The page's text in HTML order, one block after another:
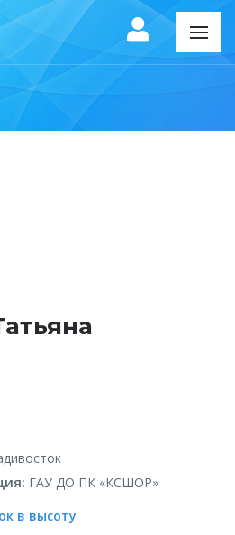
ГАУ ДО ПК «КСШОР»
в высоту